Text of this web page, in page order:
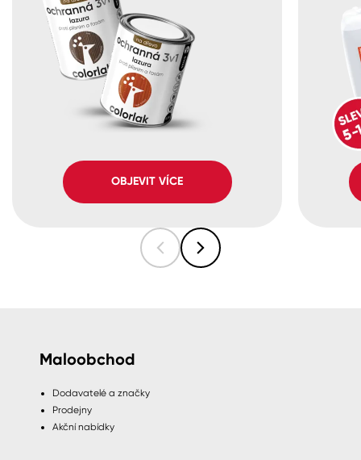
OBJEVIT VÍCE
Maloobchod
Dodavatelé a značky
Prodejny
Akční nabídky